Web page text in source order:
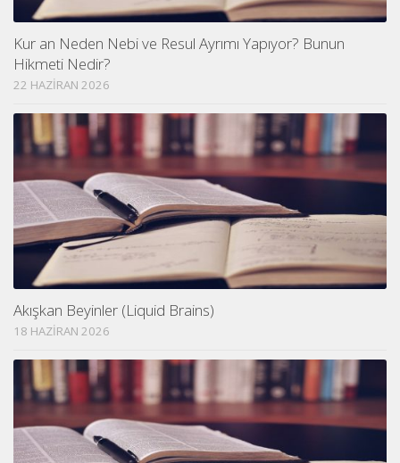
Kur an Neden Nebi ve Resul Ayrımı Yapıyor? Bunun
Hikmeti Nedir?
22 HAZIRAN 2026
Akışkan Beyinler (Liquid Brains)
18 HAZIRAN 2026